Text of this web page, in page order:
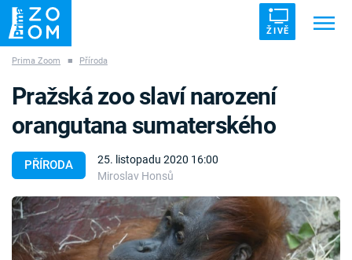
ŽIVĚ
ZÁHADY VETŘELCI DÁVNOVĚKU
Témata
Témata
Prima Zoom ■ Příroda
PŘÍRODA
25. listopadu 2020 16:00
Miroslav Honsů
Pražská zoo slaví narození
orangutana sumaterského